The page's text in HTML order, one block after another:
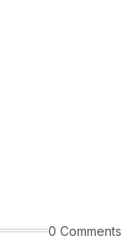
0 Comments